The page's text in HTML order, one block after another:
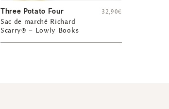
Three Potato Four
Sac de marché Richard
Scarry® – Lowly Books
32,90€